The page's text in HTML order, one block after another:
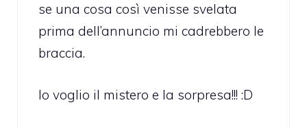
se una cosa così venisse svelata
prima dell’annuncio mi cadrebbero le
braccia.
Io voglio il mistero e la sorpresa!!! :D